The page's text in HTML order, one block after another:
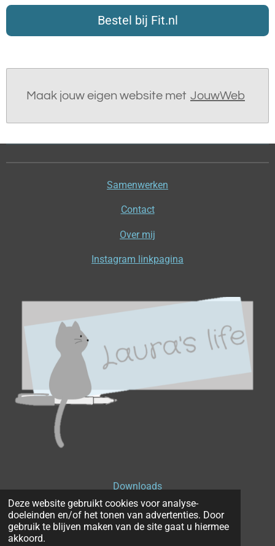
Deze website gebruikt cookies voor analyse-
doeleinden en/of het tonen van advertenties. Door
gebruik te blijven maken van de site gaat u hiermee
akkoord.
Bestel bij Fit.nl
Maak jouw eigen website met JouwWeb
Samenwerken
Contact
Over mij
Instagram linkpagina
Downloads
Privacyverklaring